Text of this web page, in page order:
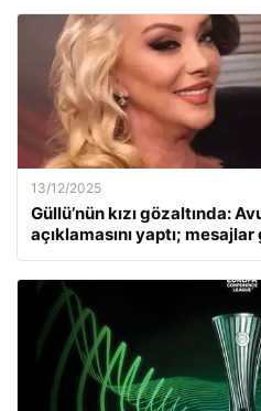
13/12/2025
Güllü’nün kızı gözaltında:
açıklamasını yaptı;